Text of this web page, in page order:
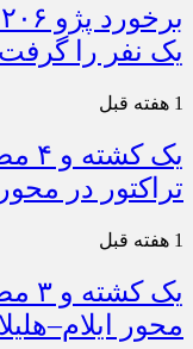
یک نفر را گرفت
1 هفته قبل
یک
تراکتور در
1 هفته قبل
یک
محور